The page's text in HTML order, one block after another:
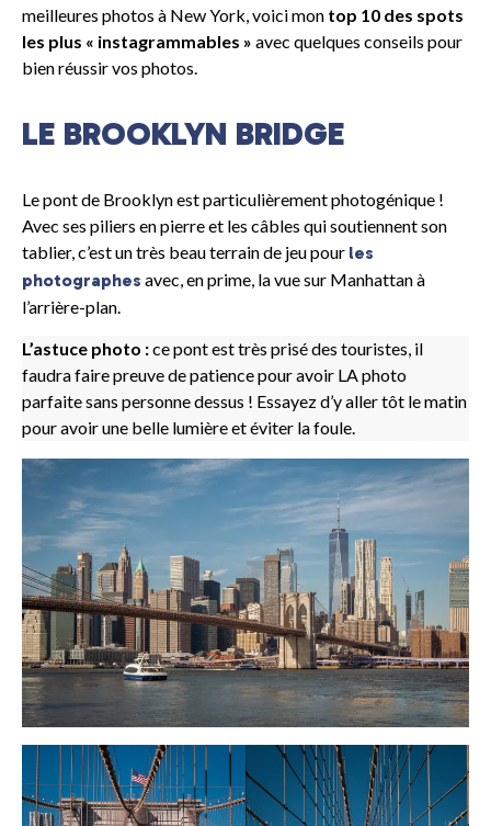
meilleures photos à New York, voici mon top 10 des spots
les plus « instagrammables » avec quelques conseils pour
bien réussir vos photos.
LE BROOKLYN BRIDGE
Le pont de Brooklyn est particulièrement photogénique !
Avec ses piliers en pierre et les câbles qui soutiennent son
tablier, c’est un très beau terrain de jeu pour les
photographes avec, en prime, la vue sur Manhattan à
l’arrière-plan.
L’astuce photo :ce pont est très prisé des touristes, il
faudra faire preuve de patience pour avoir LA photo
parfaite sans personne dessus ! Essayez d’y aller tôt le matin
pour avoir une belle lumière et éviter la foule.